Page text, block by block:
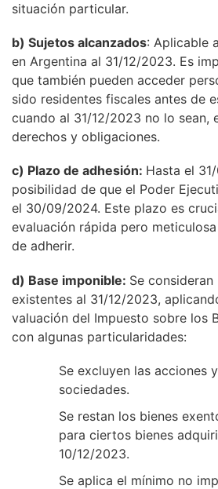
situación particular.
b) Sujetos alcanzados: Aplicable
en Argentina al 31/12/2023. Es
que también pueden acceder
sido residentes fiscales antes de
cuando al 31/12/2023 no lo sean,
derechos y obligaciones.
c) Plazo de adhesión: Hasta el
posibilidad de que el Poder
el 30/09/2024. Este plazo es
evaluación rápida pero
de adherir.
d) Base imponible: Se consideran
existentes al 31/12/2023,
valuación del Impuesto sobre los
con algunas particularidades:
Se excluyen las acciones
sociedades.
Se restan los bienes
para ciertos bienes
10/12/2023.
Se aplica el mínimo no